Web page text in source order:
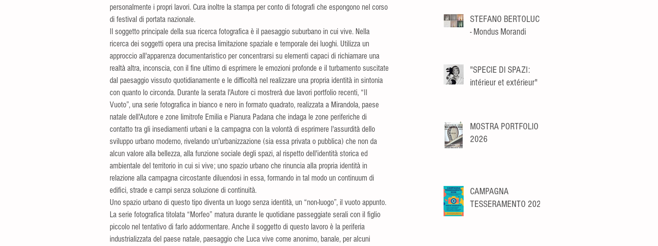
personalmente i propri lavori. Cura inoltre la stampa per conto di fotografi che espongono nel corso
di festival di portata nazionale.
Il soggetto principale della sua ricerca fotografica è il paesaggio suburbano in cui vive. Nella
ricerca dei soggetti opera una precisa limitazione spaziale e temporale dei luoghi. Utilizza un
approccio all'apparenza documentaristico per concentrarsi su elementi capaci di richiamare una
realtà altra, inconscia, con il fine ultimo di esprimere le emozioni profonde e il turbamento suscitate
dal paesaggio vissuto quotidianamente e le difficoltà nel realizzare una propria identità in sintonia
con quanto lo circonda. Durante la serata l'Autore ci mostrerà due lavori portfolio recenti, “Il
Vuoto”, una serie fotografica in bianco e nero in formato quadrato, realizzata a Mirandola, paese
natale dell'Autore e zone limitrofe Emilia e Pianura Padana che indaga le zone periferiche di
contatto tra gli insediamenti urbani e la campagna con la volontà di esprimere l'assurdità dello
sviluppo urbano moderno, rivelando un'urbanizzazione (sia essa privata o pubblica) che non da
alcun valore alla bellezza, alla funzione sociale degli spazi, al rispetto dell'identità storica ed
ambientale del territorio in cui si vive; uno spazio urbano che rinuncia alla propria identità in
relazione alla campagna circostante diluendosi in essa, formando in tal modo un continuum di
edifici, strade e campi senza soluzione di continuità.
Uno spazio urbano di questo tipo diventa un luogo senza identità, un “non-luogo”, il vuoto appunto.
La serie fotografica titolata “Morfeo” matura durante le quotidiane passeggiate serali con il figlio
piccolo nel tentativo di farlo addormentare. Anche il soggetto di questo lavoro è la periferia
industrializzata del paese natale, paesaggio che Luca vive come anonimo, banale, per alcuni
STEFANO BERTOLUCCI
- Mondus Morandi
"SPECIE DI SPAZI:
intérieur et extérieur"
MOSTRA PORTFOLIO
2026
CAMPAGNA
TESSERAMENTO 2026